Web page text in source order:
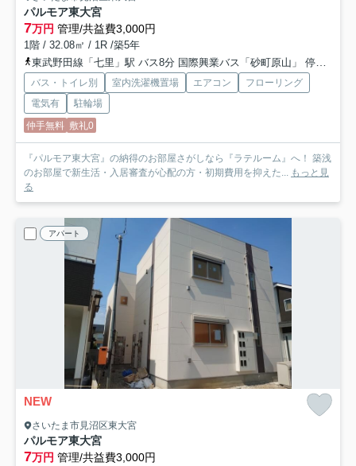
パルモア東大宮
7万円 管理/共益費3,000円
1階 / 32.08㎡ / 1R /築5年
東武野田線「七里」駅 バス8分 国際興業バス「砂町原山」 停歩8分
バス・トイレ別 室内洗濯機置場 エアコン
フローリング
電気有
駐輪場
仲手無料 敷礼0
『パルモア東大宮』の納得のお部屋さがしなら『ラテルーム』へ！ 築浅
のお部屋で新生活・入居審査が心配の方・初期費用を抑えた... もっと見
る
アパート
NEW
さいたま市見沼区東大宮
パルモア東大宮
7万円 管理/共益費3,000円